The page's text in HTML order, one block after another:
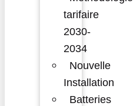
tarifaire
2030-
2034
Nouvelle
Installation
Batteries